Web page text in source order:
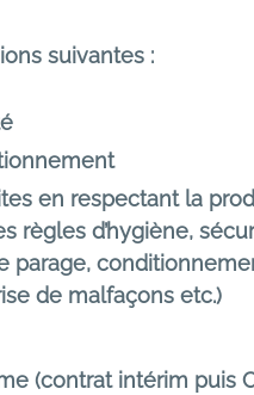
suivantes :
en respectant la
règles d’hygiène,
parage,
de malfaçons etc.)
(contrat intérim puis